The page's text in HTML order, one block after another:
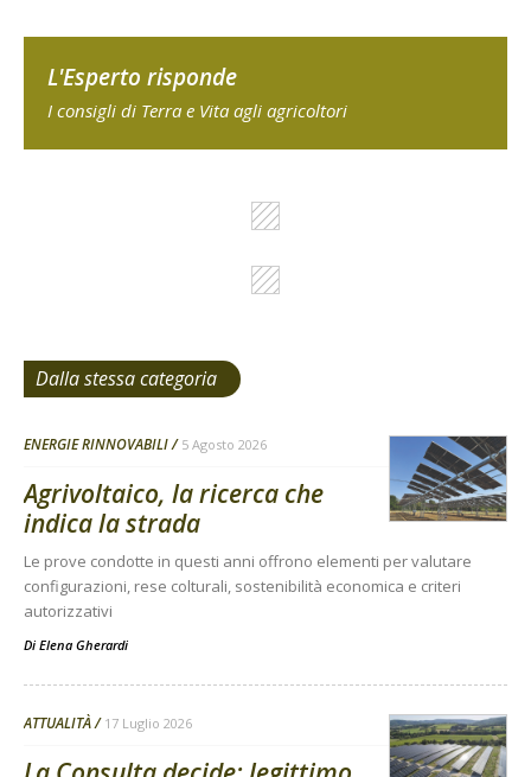
L'Esperto risponde
I consigli di Terra e Vita agli agricoltori
Dalla stessa categoria
ENERGIE RINNOVABILI 5 Agosto 2026
Agrivoltaico, la ricerca che
indica la strada
Le prove condotte in questi anni offrono elementi per valutare
configurazioni, rese colturali, sostenibilità economica e criteri
autorizzativi
Di Elena Gherardi
ATTUALITÀ 17 Luglio 2026